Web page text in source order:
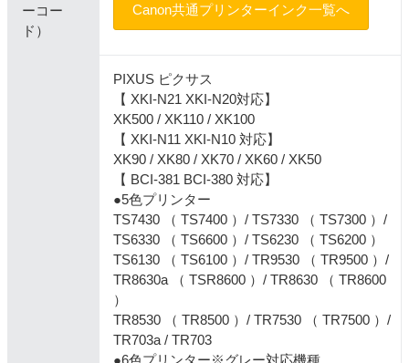
ーコー
ド）
Canon共通プリンターインク一覧へ
PIXUS ピクサス
【 XKI-N21 XKI-N20対応】
XK500 / XK110 / XK100
【 XKI-N11 XKI-N10 対応】
XK90 / XK80 / XK70 / XK60 / XK50
【 BCI-381 BCI-380 対応】
●5色プリンター
TS7430 （ TS7400 ）/ TS7330 （ TS7300 ）/
TS6330 （ TS6600 ）/ TS6230 （ TS6200 ）
TS6130 （ TS6100 ）/ TR9530 （ TR9500 ）/
TR8630a （ TSR8600 ）/ TR8630 （ TR8600
）
TR8530 （ TR8500 ）/ TR7530 （ TR7500 ）/
TR703a / TR703
●6色プリンター※グレー対応機種